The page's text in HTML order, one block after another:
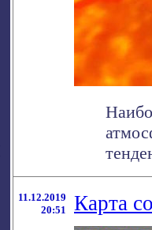
11.12.2019
20:51
Карта